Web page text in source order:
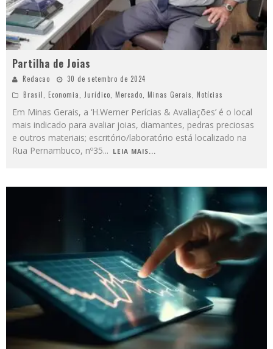
Partilha de Joias
Redacao
30 de setembro de 2024
Brasil, Economia, Jurídico, Mercado, Minas Gerais, Notícias
Em Minas Gerais, a ‘H.Werner Perícias & Avaliações’ é o local
mais indicado para avaliar joias, diamantes, pedras preciosas
e outros materiais; escritório/laboratório está localizado na
Rua Pernambuco, nº35... LEIA MAIS...